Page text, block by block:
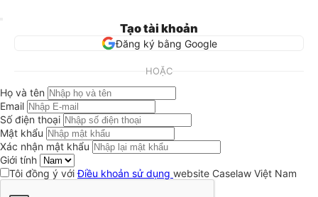
Tạo tài khoản
Đăng ký bằng Google
HOẶC
Họ và tên
Email
Số điện thoại
Mật khẩu
Xác nhận mật khẩu
Giới tính
Tôi đồng ý vớiĐiều khoản sử dụng website Caselaw Việt Nam